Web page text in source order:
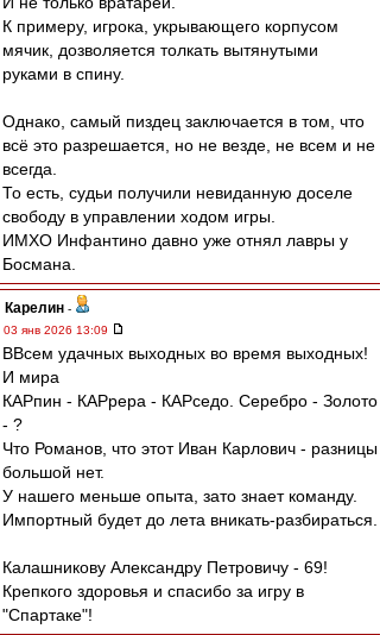
К примеру, игрока, укрывающего корпусом
мячик, дозволяется толкать вытянутыми
руками в спину.
Однако, самый пиздец заключается в том, что
всё это разрешается, но не везде, не всем и не
всегда.
То есть, судьи получили невиданную доселе
свободу в управлении ходом игры.
ИМХО Инфантино давно уже отнял лавры у
Босмана.
Карелин -
03 янв 2026 13:09
ВВсем удачных выходных во время выходных!
И мира
КАРпин - КАРрера - КАРседо. Серебро - Золото
- ?
Что Романов, что этот Иван Карлович - разницы
большой нет.
У нашего меньше опыта, зато знает команду.
Импортный будет до лета вникать-разбираться.
Калашникову Александру Петровичу - 69!
Крепкого здоровья и спасибо за игру в
"Спартаке"!